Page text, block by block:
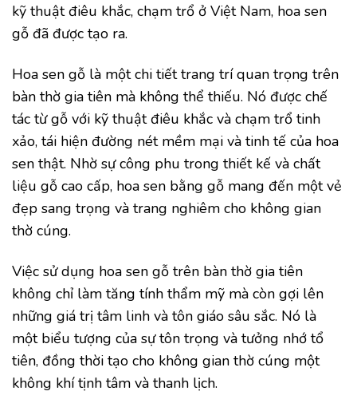
kỹ thuật điêu khắc, chạm trổ ở Việt Nam, hoa sen
gỗ đã được tạo ra.
Hoa sen gỗ là một chi tiết trang trí quan trọng trên
bàn thờ gia tiên mà không thể thiếu. Nó được chế
tác từ gỗ với kỹ thuật điêu khắc và chạm trổ tinh
xảo, tái hiện đường nét mềm mại và tinh tế của hoa
sen thật. Nhờ sự công phu trong thiết kế và chất
liệu gỗ cao cấp, hoa sen bằng gỗ mang đến một vẻ
đẹp sang trọng và trang nghiêm cho không gian
thờ cúng.
Việc sử dụng hoa sen gỗ trên bàn thờ gia tiên
không chỉ làm tăng tính thẩm mỹ mà còn gợi lên
những giá trị tâm linh và tôn giáo sâu sắc. Nó là
một biểu tượng của sự tôn trọng và tưởng nhớ tổ
tiên, đồng thời tạo cho không gian thờ cúng một
không khí tịnh tâm và thanh lịch.